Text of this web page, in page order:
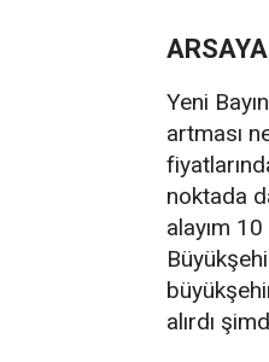
Yeni
artması
noktada
alayım
alırdı